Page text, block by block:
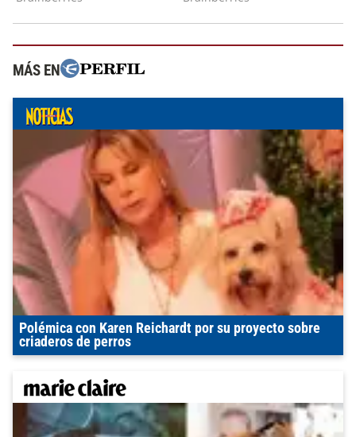
MÁS EN
Polémica con Karen Reichardt por su proyecto sobre
criaderos de perros